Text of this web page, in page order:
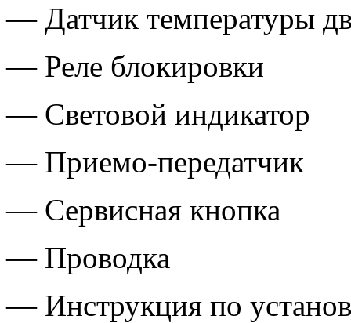
— Датчик температуры
— Реле блокировки
— Световой индикатор
— Приемо-передатчик
— Сервисная кнопка
— Проводка
— Инструкция по